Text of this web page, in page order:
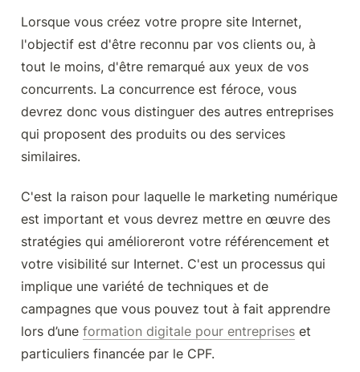
Lorsque vous créez votre propre site Internet,
l'objectif est d'être reconnu par vos clients ou, à
tout le moins, d'être remarqué aux yeux de vos
concurrents. La concurrence est féroce, vous
devrez donc vous distinguer des autres entreprises
qui proposent des produits ou des services
similaires.
C'est la raison pour laquelle le marketing numérique
est important et vous devrez mettre en œuvre des
stratégies qui amélioreront votre référencement et
votre visibilité sur Internet. C'est un processus qui
implique une variété de techniques et de
campagnes que vous pouvez tout à fait apprendre
lors d’une formation digitale pour entreprises et
particuliers financée par le CPF.